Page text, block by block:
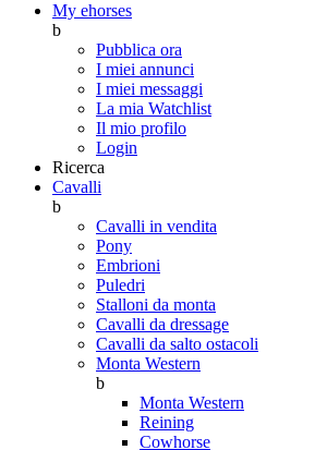
My ehorses
b
Pubblica ora
I miei annunci
I miei messaggi
La mia Watchlist
Il mio profilo
Login
Ricerca
Cavalli
b
Cavalli in vendita
Pony
Embrioni
Puledri
Stalloni da monta
Cavalli da dressage
Cavalli da salto ostacoli
Monta Western
b
Monta Western
Reining
Cowhorse